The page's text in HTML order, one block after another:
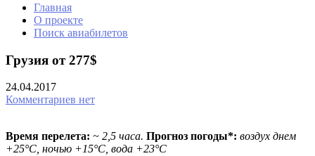
Главная
О проекте
Поиск авиабилетов
Грузия от 277$
24.04.2017
Комментариев нет
Время перелета: ~ 2,5 часа. Прогноз погоды*: воздух днем
+25°С, ночью +15°С, вода +23°С